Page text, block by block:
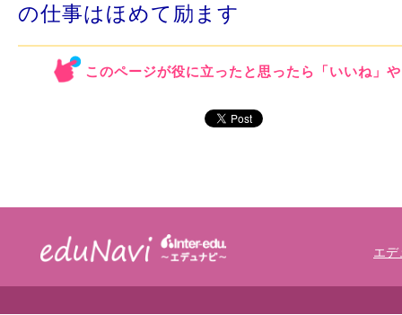
の仕事はほめて励ます
このページが役に立ったと思ったら「いいね」
エデ